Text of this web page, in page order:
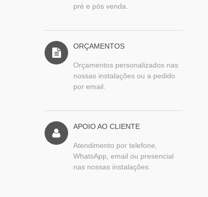
pré e pós venda.
ORÇAMENTOS
Orçamentos personalizados nas
nossas instalações ou a pedido
por email.
APOIO AO CLIENTE
Atendimento por telefone,
WhatsApp, email ou presencial
nas nossas instalações.